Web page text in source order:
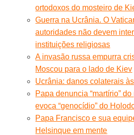
ortodoxos do mosteiro de
Guerra na Ucrânia. O
autoridades não devem
instituições religiosas
A invasão russa empurra
Moscou para o lado de Kiev
Ucrânia: danos colaterais
Papa denuncia “martírio”
evoca “genocídio” do
Papa Francisco e sua
Helsinque em mente